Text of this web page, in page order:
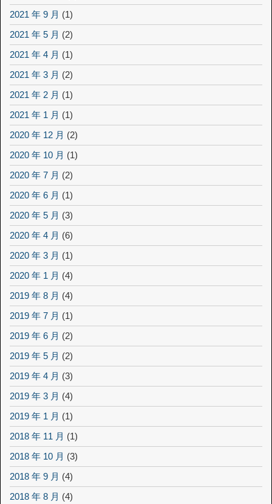
2021 年 9 月 (1)
2021 年 5 月 (2)
2021 年 4 月 (1)
2021 年 3 月 (2)
2021 年 2 月 (1)
2021 年 1 月 (1)
2020 年 12 月 (2)
2020 年 10 月 (1)
2020 年 7 月 (2)
2020 年 6 月 (1)
2020 年 5 月 (3)
2020 年 4 月 (6)
2020 年 3 月 (1)
2020 年 1 月 (4)
2019 年 8 月 (4)
2019 年 7 月 (1)
2019 年 6 月 (2)
2019 年 5 月 (2)
2019 年 4 月 (3)
2019 年 3 月 (4)
2019 年 1 月 (1)
2018 年 11 月 (1)
2018 年 10 月 (3)
2018 年 9 月 (4)
2018 年 8 月 (4)